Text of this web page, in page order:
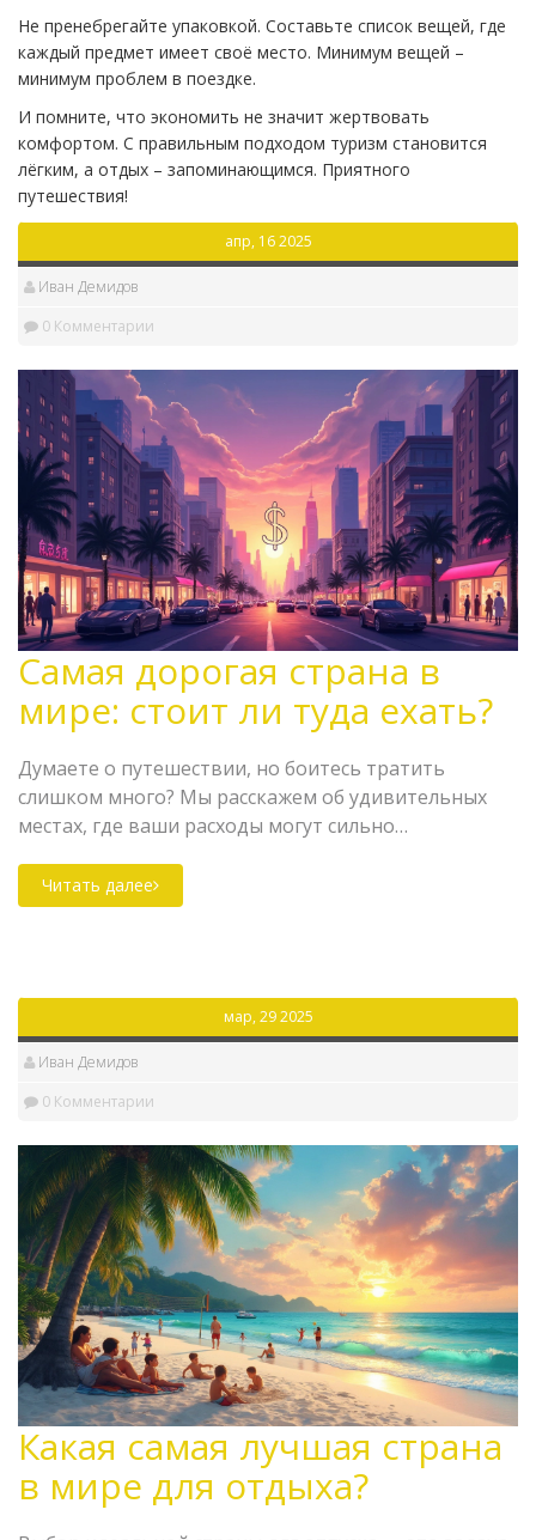
Не пренебрегайте упаковкой. Составьте список вещей, где
каждый предмет имеет своё место. Минимум вещей –
минимум проблем в поездке.
И помните, что экономить не значит жертвовать
комфортом. С правильным подходом туризм становится
лёгким, а отдых – запоминающимся. Приятного
путешествия!
апр, 16 2025
Иван Демидов
0 Комментарии
Самая дорогая страна в
мире: стоит ли туда ехать?
Думаете о путешествии, но боитесь тратить
слишком много? Мы расскажем об удивительных
местах, где ваши расходы могут сильно
обойтись вам в сумму, за которую можно купить
небольшой дом, и стоит ли оно того. Будьте готовы
которые помогут не только выбрать лучшее место,
но и не ударить по карману.
Читать далее
мар, 29 2025
Иван Демидов
0 Комментарии
Какая самая лучшая страна
в мире для отдыха?